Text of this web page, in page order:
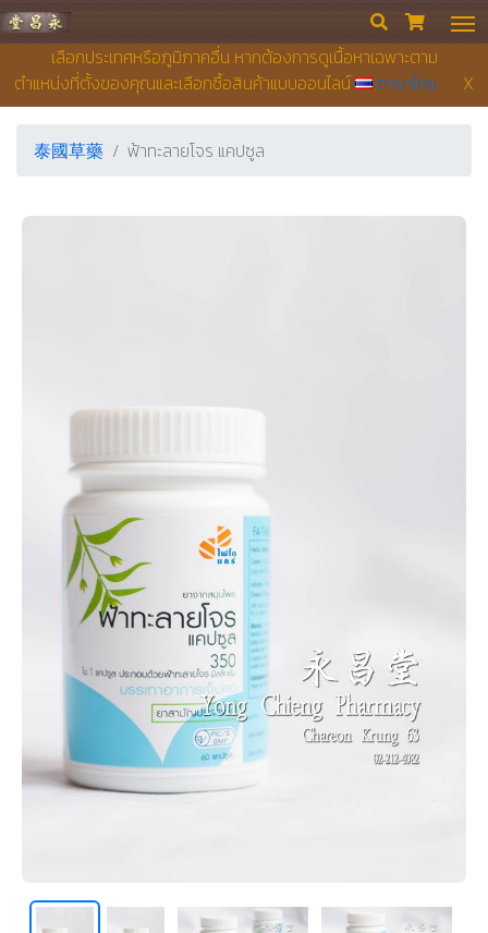
เลือกประเทศหรือภูมิภาคอื่น หากต้องการดูเนื้อหาเฉพาะตาม
ตำแหน่งที่ตั้งของคุณและเลือกซื้อสินค้าแบบออนไลน์
ภาษาไทย X
永昌堂藥店  
泰國草藥 ฟ้าทะลายโจร แคปซูล